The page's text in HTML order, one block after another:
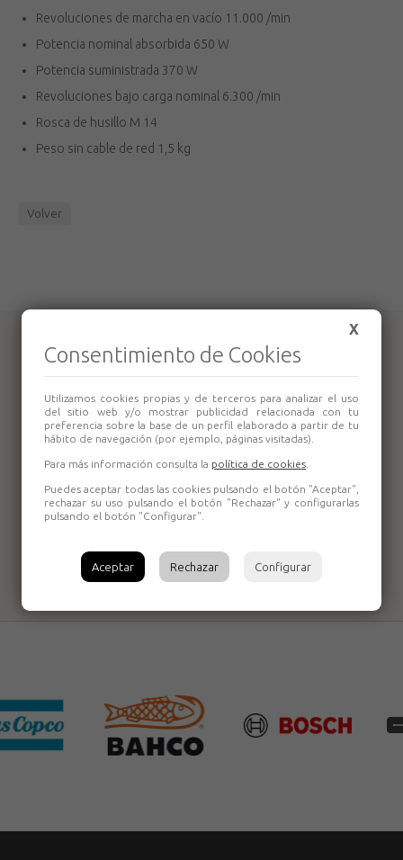
Revoluciones de marcha en vacío 11.000 /min
Potencia nominal absorbida 650 W
Potencia suministrada 370 W
Revoluciones bajo carga nominal 6.300 /min
Rosca de husillo M 14
Peso sin cable de red 1,5 kg
Volver
Productos relacionados
Amoladora
Angular Metabo W
X
Consentimiento de Cookies
Utilizamos cookies propias y de terceros para analizar el uso
del sitio web y/o mostrar publicidad relacionada con tu
preferencia sobre la base de un perfil elaborado a partir de tu
hábito de navegación (por ejemplo, páginas visitadas).
Para más información consulta la política de cookies
Puedes aceptar todas las cookies pulsando el botón "Aceptar",
rechazar su uso pulsando el botón "Rechazar" y configurarlas
pulsando el botón "Configurar".
Aceptar Rechazar Configurar